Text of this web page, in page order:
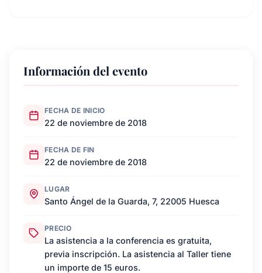
Información del evento
FECHA DE INICIO
22 de noviembre de 2018
FECHA DE FIN
22 de noviembre de 2018
LUGAR
Santo Ángel de la Guarda, 7, 22005 Huesca
PRECIO
La asistencia a la conferencia es gratuita,
previa inscripción. La asistencia al Taller tiene
un importe de 15 euros.